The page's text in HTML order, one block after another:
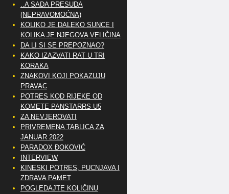
..A SADA PRESUDA
(NEPRAVOMOĆNA)
KOLIKO JE DALEKO SUNCE I
KOLIKA JE NJEGOVA VELIČINA
DA LI SI SE PREPOZNAO?
KAKO IZAZVATI RAT U TRI
KORAKA
ZNAKOVI KOJI POKAZUJU
PRAVAC
POTRES KOD RIJEKE OD
KOMETE PANSTARRS U5
ZA NEVJEROVATI
PRIVREMENA TABLICA ZA
JANUAR 2022
PARADOX ĐOKOVIĆ
INTERVIEW
KINESKI POTRES, PUCNJAVA I
ZDRAVA PAMET
POGLEDAJTE KOLIČINU